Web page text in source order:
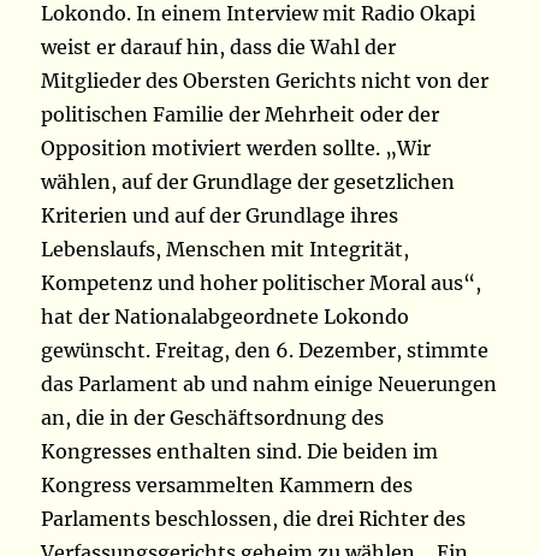
Lokondo. In einem Interview mit Radio Okapi
weist er darauf hin, dass die Wahl der
Mitglieder des Obersten Gerichts nicht von der
politischen Familie der Mehrheit oder der
Opposition motiviert werden sollte. „Wir
wählen, auf der Grundlage der gesetzlichen
Kriterien und auf der Grundlage ihres
Lebenslaufs, Menschen mit Integrität,
Kompetenz und hoher politischer Moral aus“,
hat der Nationalabgeordnete Lokondo
gewünscht. Freitag, den 6. Dezember, stimmte
das Parlament ab und nahm einige Neuerungen
an, die in der Geschäftsordnung des
Kongresses enthalten sind. Die beiden im
Kongress versammelten Kammern des
Parlaments beschlossen, die drei Richter des